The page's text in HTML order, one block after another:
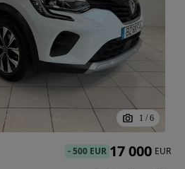
1 / 6
-500 EUR 17 000 EUR